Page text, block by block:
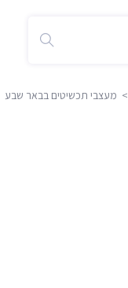
> מעצבי תכשיטים בבאר שבע